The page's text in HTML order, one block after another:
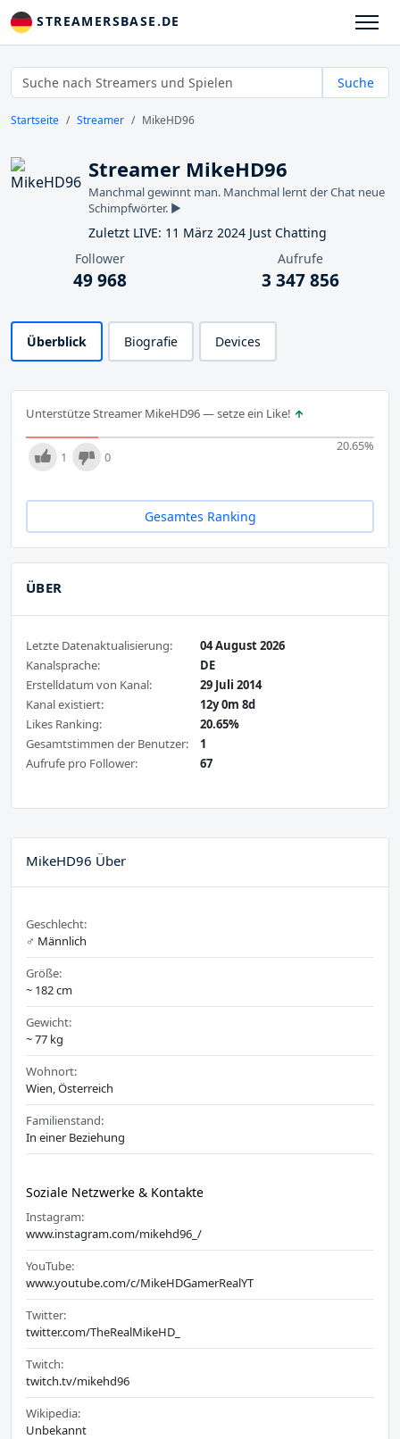
STREAMERSBASE.DE
Suche
Startseite Streamer MikeHD96
Streamer MikeHD96
Manchmal gewinnt man. Manchmal lernt der Chat neue
Schimpfwörter. ▶️
Zuletzt LIVE: 11 März 2024 Just Chatting
Follower
49 968
Aufrufe
3 347 856
Überblick Biografie Devices
Unterstütze Streamer MikeHD96 — setze ein Like!
20.65%
1 0
Gesamtes Ranking
ÜBER
Letzte Datenaktualisierung:
04 August 2026
Kanalsprache:
DE
Erstelldatum von Kanal:
29 Juli 2014
Kanal existiert:
12y 0m 8d
Likes Ranking:
20.65%
Gesamtstimmen der Benutzer:
1
Aufrufe pro Follower:
67
MikeHD96 Über
Geschlecht:
♂️ Männlich
Größe:
~ 182 cm
Gewicht:
~ 77 kg
Wohnort:
Wien, Österreich
Familienstand:
In einer Beziehung
Soziale Netzwerke & Kontakte
Instagram:
www.instagram.com/mikehd96_/
YouTube:
www.youtube.com/c/MikeHDGamerRealYT
Twitter:
twitter.com/TheRealMikeHD_
Twitch:
twitch.tv/mikehd96
Wikipedia:
Unbekannt